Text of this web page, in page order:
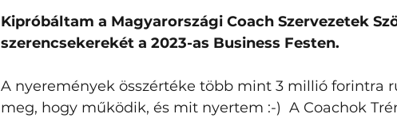
Kipróbáltam a Magyarországi Coach Szervezetek
szerencsekerekét a 2023-as Business Festen.
A nyeremények összértéke több mint 3 millió forintra
meg, hogy működik, és mit nyertem :-)  A Coachok